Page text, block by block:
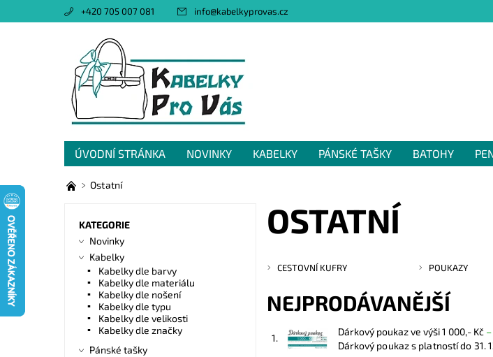
+420 705 007 081 info@kabelkyprovas.cz
ÚVODNÍ STRÁNKA NOVINKY KABELKY PÁNSKÉ TAŠKY BATOHY
OBCHODNÍ PODMÍNKY
Ostatní
OSTATNÍ
CESTOVNÍ KUFRY POUKAZY
NEJPRODÁVANĚJŠÍ
1.
Dárkový poukaz ve výši 1 000,- Kč –
Dárkový poukaz s platností do 31.
KATEGORIE
Novinky
Kabelky
Kabelky dle barvy
Kabelky dle materiálu
Kabelky dle nošení
Kabelky dle typu
Kabelky dle velikosti
Kabelky dle značky
Pánské tašky